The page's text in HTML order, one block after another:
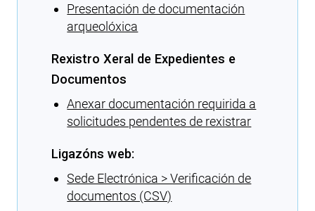
Presentación de documentación
arqueolóxica
Rexistro Xeral de Expedientes e
Documentos
Anexar documentación requirida a
solicitudes pendentes de rexistrar
Ligazóns web:
Sede Electrónica > Verificación de
documentos (CSV)